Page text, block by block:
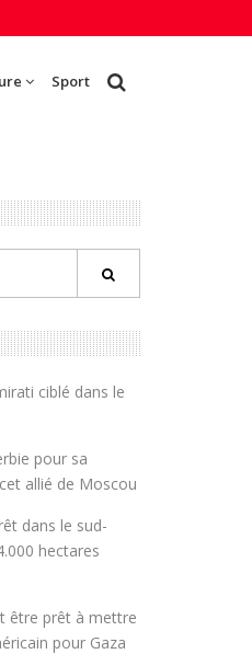
Sport
ciblé dans le
pour sa
allié de Moscou
dans le sud-
hectares
être prêt à mettre
pour Gaza